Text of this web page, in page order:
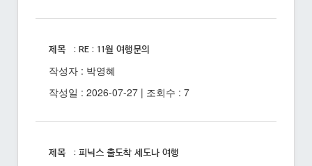
제목 : RE : 11월 여행문의
작성자 : 박영혜
작성일 : 2026-07-27 | 조회수 : 7
제목 : 피닉스 출도착 세도나 여행